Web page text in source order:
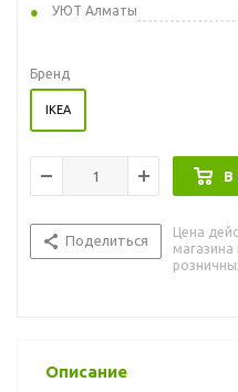
УЮТ Алматы
Бренд
IKEA
В
Поделиться
Цена
Описание